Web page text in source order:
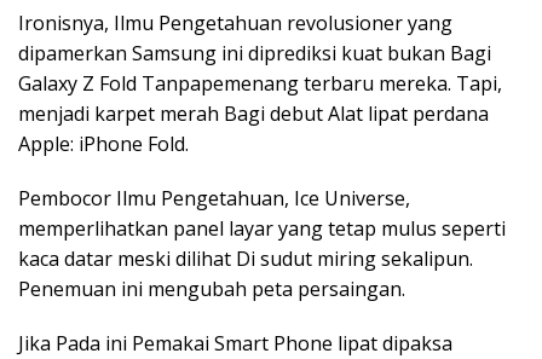
Ironisnya, Ilmu Pengetahuan revolusioner yang
dipamerkan Samsung ini diprediksi kuat bukan Bagi
Galaxy Z Fold Tanpapemenang terbaru mereka. Tapi,
menjadi karpet merah Bagi debut Alat lipat perdana
Apple: iPhone Fold.
Pembocor Ilmu Pengetahuan, Ice Universe,
memperlihatkan panel layar yang tetap mulus seperti
kaca datar meski dilihat Di sudut miring sekalipun.
Penemuan ini mengubah peta persaingan.
Jika Pada ini Pemakai Smart Phone lipat dipaksa